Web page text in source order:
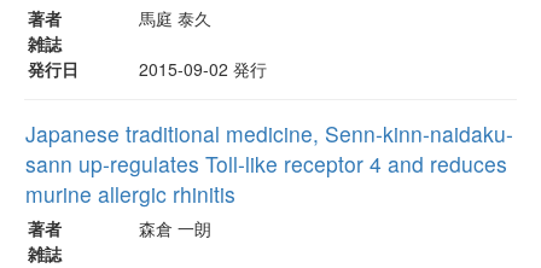
著者
馬庭 泰久
雑誌
発行日
2015-09-02 発行
Japanese traditional medicine, Senn-kinn-naidaku-
sann up-regulates Toll-like receptor 4 and reduces
murine allergic rhinitis
著者
森倉 一朗
雑誌